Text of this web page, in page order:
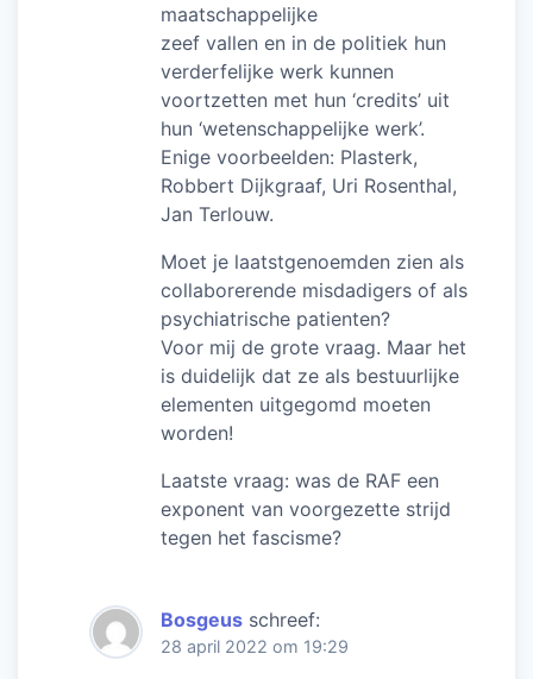
maatschappelijke
zeef vallen en in de politiek hun
verderfelijke werk kunnen
voortzetten met hun ‘credits’ uit
hun ‘wetenschappelijke werk’.
Enige voorbeelden: Plasterk,
Robbert Dijkgraaf, Uri Rosenthal,
Jan Terlouw.
Moet je laatstgenoemden zien als
collaborerende misdadigers of als
psychiatrische patienten?
Voor mij de grote vraag. Maar het
is duidelijk dat ze als bestuurlijke
elementen uitgegomd moeten
worden!
Laatste vraag: was de RAF een
exponent van voorgezette strijd
tegen het fascisme?
Bosgeus schreef:
28 april 2022 om 19:29